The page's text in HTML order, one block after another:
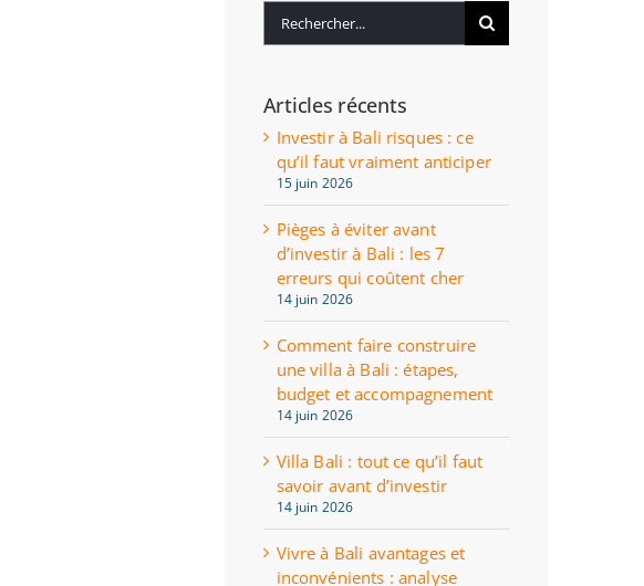
Rechercher:
Articles récents
Investir à Bali risques : ce
qu’il faut vraiment anticiper
15 juin 2026
Pièges à éviter avant
d’investir à Bali : les 7
erreurs qui coûtent cher
14 juin 2026
Comment faire construire
une villa à Bali : étapes,
budget et accompagnement
14 juin 2026
Villa Bali : tout ce qu’il faut
savoir avant d’investir
14 juin 2026
Vivre à Bali avantages et
inconvénients : analyse